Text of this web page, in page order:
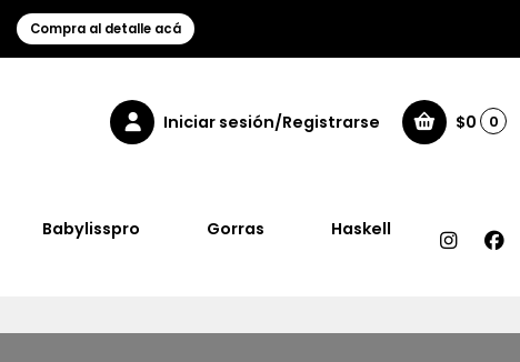
Compra al detalle acá
Iniciar sesión/Registrarse $0 0
Babylisspro Gorras Haskell